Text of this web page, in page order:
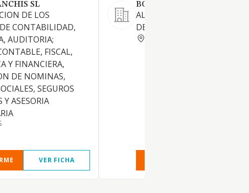
SL
DE LOS
CONTABILIDAD,
AUDITORIA;
FISCAL,
Y FINANCIERA,
DE NOMINAS,
SEGUROS
Y ASESORIA
VER FICHA
BOCA DE YUMA SL
ALQUILER DE
DEPORTIVAS.